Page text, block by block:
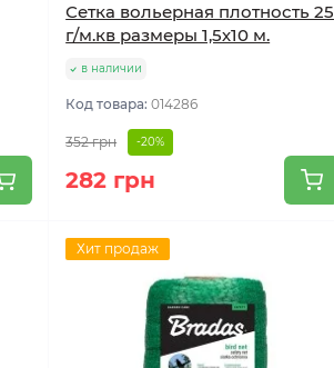
Сетка вольерная плотность 25
г/м.кв размеры 1,5х10 м.
в наличии
Код товара:014286
352 грн -20%
282 грн
Хит продаж